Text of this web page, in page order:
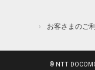
お客さまのご
© NTT